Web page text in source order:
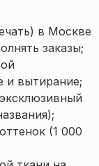
в Москве
заказы;
и вытирание;
(1 000